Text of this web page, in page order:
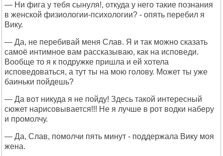
— Ни фига у тебя сынуля!, откуда у него такие познания
в женской физиологии-психологии? - опять перебил я
Вику.
— Да, не перебивай меня Слав. Я и так можно сказать
самоё интимное вам рассказываю, как на исповеди.
Вообще то я к подружке пришла и ей хотела
исповедоваться, а тут ты на мою голову. Может ты уже
баиньки пойдешь?
— Да вот никуда я не пойду! Здесь такой интересный
сюжет нарисовывается!!! Не я лучше в рот водки наберу
и промолчу.
— Да, Слав, помолчи пять минут - поддержала Вику моя
жена.